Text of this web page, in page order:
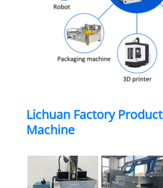
Lichuan Factory
Machine